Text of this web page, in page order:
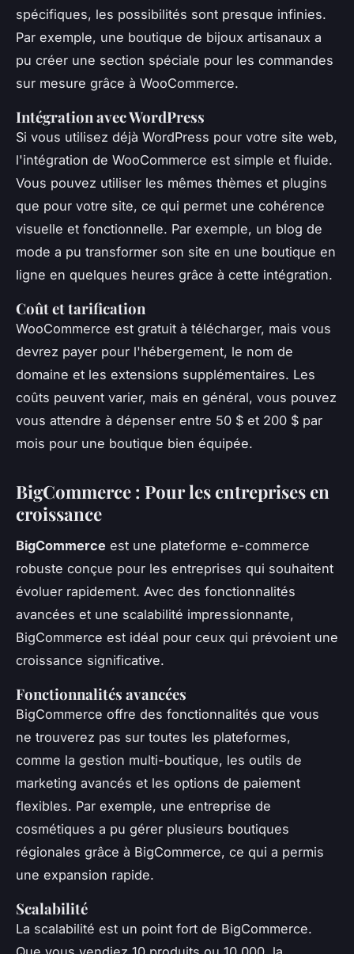
spécifiques, les possibilités sont presque infinies.
Par exemple, une boutique de bijoux artisanaux a
pu créer une section spéciale pour les commandes
sur mesure grâce à WooCommerce.
Intégration avec WordPress
Si vous utilisez déjà WordPress pour votre site web,
l'intégration de WooCommerce est simple et fluide.
Vous pouvez utiliser les mêmes thèmes et plugins
que pour votre site, ce qui permet une cohérence
visuelle et fonctionnelle. Par exemple, un blog de
mode a pu transformer son site en une boutique en
ligne en quelques heures grâce à cette intégration.
Coût et tarification
WooCommerce est gratuit à télécharger, mais vous
devrez payer pour l'hébergement, le nom de
domaine et les extensions supplémentaires. Les
coûts peuvent varier, mais en général, vous pouvez
vous attendre à dépenser entre 50 $ et 200 $ par
mois pour une boutique bien équipée.
BigCommerce : Pour les entreprises en
croissance
BigCommerce est une plateforme e-commerce
robuste conçue pour les entreprises qui souhaitent
évoluer rapidement. Avec des fonctionnalités
avancées et une scalabilité impressionnante,
BigCommerce est idéal pour ceux qui prévoient une
croissance significative.
Fonctionnalités avancées
BigCommerce offre des fonctionnalités que vous
ne trouverez pas sur toutes les plateformes,
comme la gestion multi-boutique, les outils de
marketing avancés et les options de paiement
flexibles. Par exemple, une entreprise de
cosmétiques a pu gérer plusieurs boutiques
régionales grâce à BigCommerce, ce qui a permis
une expansion rapide.
Scalabilité
La scalabilité est un point fort de BigCommerce.